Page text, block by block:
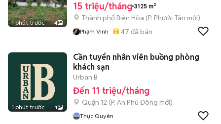
1 phút trước 4
15 triệu/tháng 3125 m²
Thành phố Biên Hòa (P. Phước Tân mới)
Phạm Vinh 47 đã bán
1 phút trước 1
Cần tuyển nhân viên buồng phòng
khách sạn
Urban B
Đến 11 triệu/tháng
Quận 12 (P. An Phú Đông mới)
Thục Quyên